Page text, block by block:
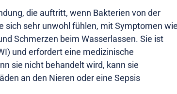
die auftritt, wenn Bakterien von der
sich sehr unwohl fühlen, mit Symptomen wie
Schmerzen beim Wasserlassen. Sie ist
und erfordert eine medizinische
sie nicht behandelt wird, kann sie
an den Nieren oder eine Sepsis